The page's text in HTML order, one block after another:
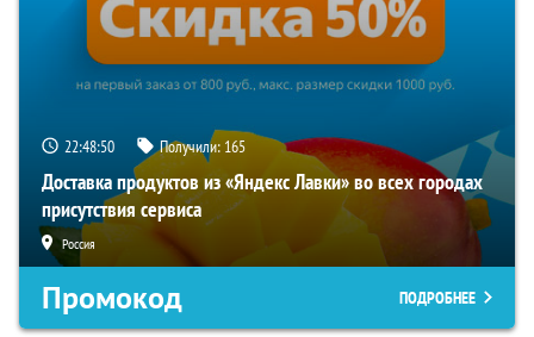
22:48:50 Получили: 165
Доставка продуктов из «Яндекс Лавки» во всех городах
присутствия сервиса
Россия
Промокод ПОДРОБНЕЕ